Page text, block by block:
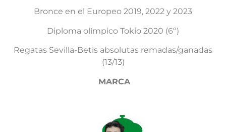
Bronce en el Europeo 2019, 2022 y 2023
Diploma olímpico Tokio 2020 (6º)
Regatas Sevilla-Betis absolutas remadas/ganadas
(13/13)
MARCA